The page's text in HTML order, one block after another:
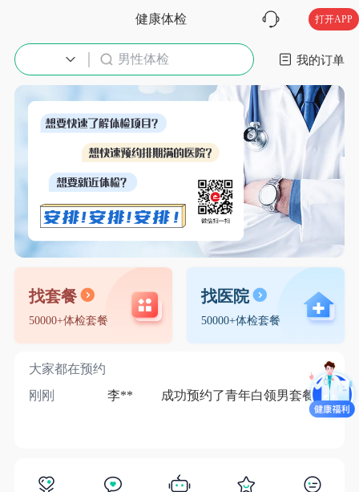
健康体检 打开APP
男性体检 入职体检 我的订单
找套餐
50000+体检套餐
找医院
50000+体检套餐
大家都在预约
刚刚
李** 成功预约了青年白领男套餐 1分